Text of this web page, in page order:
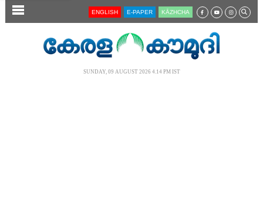
SECTIONS ENGLISH E-PAPER KĀZHCHA
SUNDAY, 09 AUGUST 2026 4.14 PM IST